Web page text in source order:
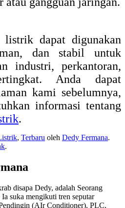
listrik dapat digunakan
dan stabil untuk
industri, perkantoran,
Anda dapat
kami sebelumnya,
informasi tentang
.
, Terbaru oleh Dedy Fermana.
.
disapa Dedy, adalah Seorang
suka mengikuti tren seputar
(AIr Conditioner), PLC,